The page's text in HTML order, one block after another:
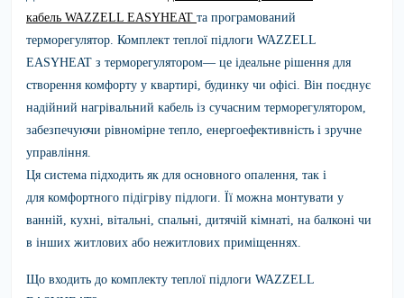
кабель WAZZELL EASYHEAT та програмований
терморегулятор. Комплект теплої підлоги WAZZELL
EASYHEAT з терморегулятором— це ідеальне рішення для
створення комфорту у квартирі, будинку чи офісі. Він поєднує
надійний нагрівальний кабель із сучасним терморегулятором,
забезпечуючи рівномірне тепло, енергоефективність і зручне
управління.
Ця система підходить як для основного опалення , так і
для комфортного підігріву підлоги . Її можна монтувати у
ванній, кухні, вітальні, спальні, дитячій кімнаті, на балконі чи
в інших житлових або нежитлових приміщеннях.
Що входить до комплекту теплої підлоги WAZZELL